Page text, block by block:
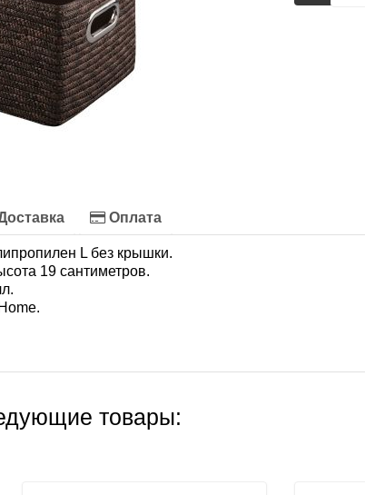
Оплата
L без крышки.
19 сантиметров.
товары: